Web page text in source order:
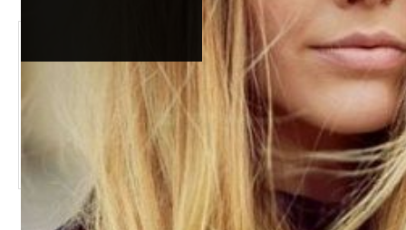
Подводим глаза
Добавлено - 29.12.2008 /